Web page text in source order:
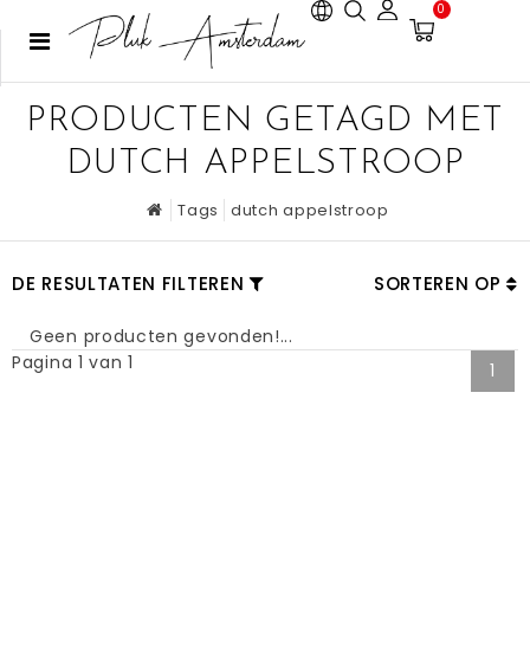
0
PRODUCTEN GETAGD MET
DUTCH APPELSTROOP
Tags dutch appelstroop
DE RESULTATEN FILTEREN SORTEREN OP
Geen producten gevonden!...
Pagina 1 van 1
1